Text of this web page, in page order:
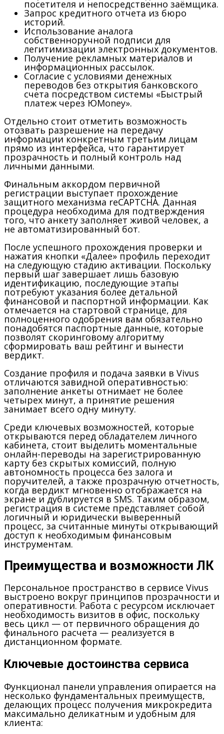
посетителя и непосредственно заёмщика.
Запрос кредитного отчета из бюро
историй.
Использование аналога
собственноручной подписи для
легитимизации электронных документов.
Получение рекламных материалов и
информационных рассылок.
Согласие с условиями денежных
переводов без открытия банковского
счета посредством системы «Быстрый
платеж через ЮMoney».
Отдельно стоит отметить возможность
отозвать разрешение на передачу
информации конкретным третьим лицам
прямо из интерфейса, что гарантирует
прозрачность и полный контроль над
личными данными.
Финальным аккордом первичной
регистрации выступает прохождение
защитного механизма reCAPTCHA. Данная
процедура необходима для подтверждения
того, что анкету заполняет живой человек, а
не автоматизированный бот.
После успешного прохождения проверки и
нажатия кнопки «Далее» профиль переходит
на следующую стадию активации. Поскольку
первый шаг завершает лишь базовую
идентификацию, последующие этапы
потребуют указания более детальной
финансовой и паспортной информации. Как
отмечается на стартовой странице, для
полноценного одобрения вам обязательно
понадобятся паспортные данные, которые
позволят скоринговому алгоритму
сформировать ваш рейтинг и вынести
вердикт.
Создание профиля и подача заявки в Vivus
отличаются завидной оперативностью:
заполнение анкеты отнимает не более
четырех минут, а принятие решения
занимает всего одну минуту.
Среди ключевых возможностей, которые
открываются перед обладателем личного
кабинета, стоит выделить моментальные
онлайн-переводы на зарегистрированную
карту без скрытых комиссий, полную
автономность процесса без залога и
поручителей, а также прозрачную отчетность,
когда вердикт мгновенно отображается на
экране и дублируется в SMS. Таким образом,
регистрация в системе представляет собой
логичный и юридически выверенный
процесс, за считанные минуты открывающий
доступ к необходимым финансовым
инструментам.
Преимущества и возможности ЛК
Персональное пространство в сервисе Vivus
выстроено вокруг принципов прозрачности и
оперативности. Работа с ресурсом исключает
необходимость визитов в офис, поскольку
весь цикл — от первичного обращения до
финального расчета — реализуется в
дистанционном формате.
Ключевые достоинства сервиса
Функционал панели управления опирается на
несколько фундаментальных преимуществ,
делающих процесс получения микрокредита
максимально деликатным и удобным для
клиента: